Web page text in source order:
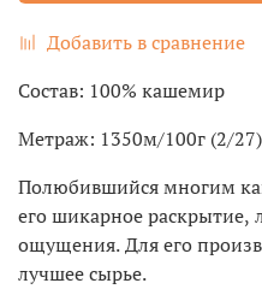
Добавить в сравнение
Состав: 100% кашемир
Метраж: 1350м/100г (2/27)
Полюбившийся многим
его шикарное раскрытие,
ощущения. Для его
лучшее сырье.